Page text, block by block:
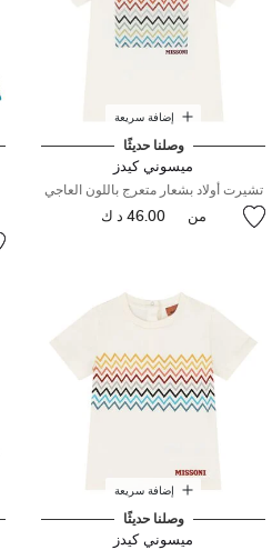
إضافة سريعة
وصلنا حديثًا
ميسوني كيدز
تشيرت أولاد بشعار متعرج باللون العاجي
من 46.00 د ك
إضافة سريعة
وصلنا حديثًا
ميسوني كيدز